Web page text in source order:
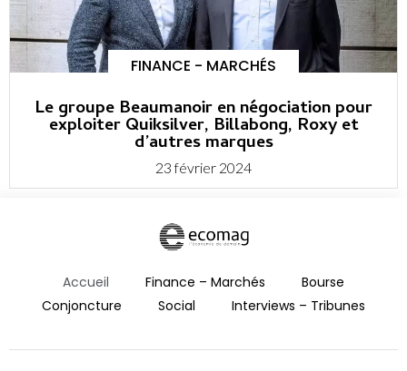
FINANCE - MARCHÉS
Le groupe Beaumanoir en négociation pour
exploiter Quiksilver, Billabong, Roxy et
d’autres marques
23 février 2024
Accueil Finance – Marchés
Bourse
Conjoncture
Social Interviews – Tribunes